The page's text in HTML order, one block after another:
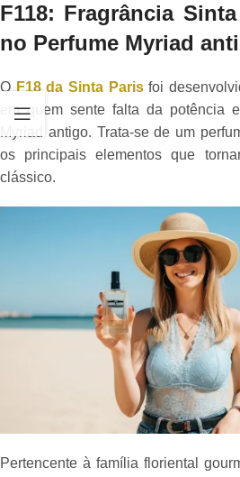
F118: Fragrância
no Perfume Myriad
O F18 da Sinta Parisfoi
em quem sente falta da potência
Myriad antigo. Trata-se de um
os principais elementos que
clássico.
Pertencente à família floriental